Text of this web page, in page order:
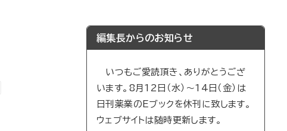
編集長からのお知らせ
いつもご愛読頂き、ありがとうござ
います。8月12日（水）～14日（金）は
日刊薬業のEブックを休刊に致します。
ウェブサイトは随時更新します。